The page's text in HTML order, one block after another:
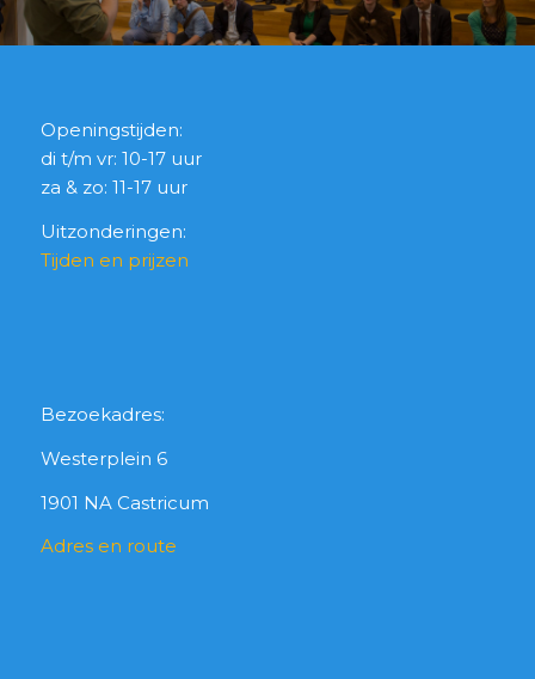
Openingstijden:
di t/m vr: 10-17 uur
za & zo: 11-17 uur
Uitzonderingen:
Tijden en prijzen
Bezoekadres:
Westerplein 6
1901 NA Castricum
Adres en route